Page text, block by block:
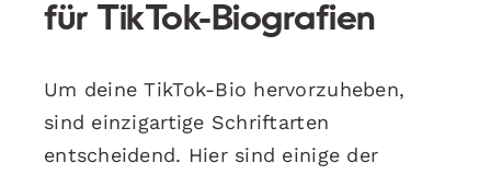
für TikTok-Biografien
Um deine TikTok-Bio hervorzuheben,
sind einzigartige Schriftarten
entscheidend. Hier sind einige der